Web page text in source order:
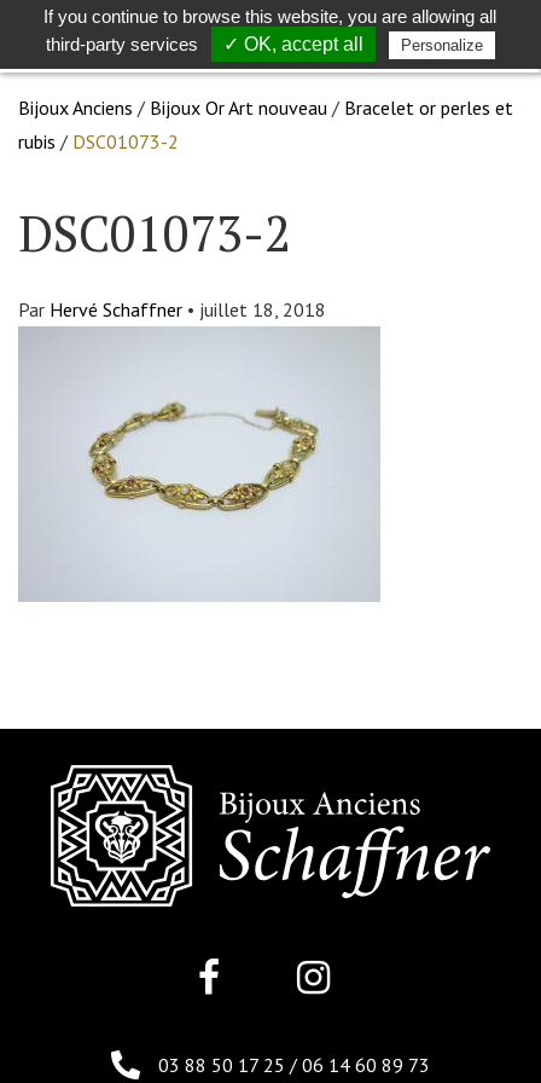
Toggle
search
Bijoux Anciens / Bijoux Or Art nouveau / Bracelet or perles et
rubis / DSC01073-2
DSC01073-2
Par Hervé Schaffner • juillet 18, 2018
03 88 50 17 25 / 06 14 60 89 73
If you continue to browse this website, you are allowing all
third-party services
✓ OK, accept all Personalize